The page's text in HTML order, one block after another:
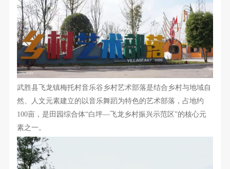
武胜县飞龙镇梅托村音乐谷乡村艺术部落是结合乡村与地域自
然、人文元素建立的以音乐舞蹈为特色的艺术部落，占地约
100亩，是田园综合体“白坪—飞龙乡村振兴示范区”的核心元
素之一。